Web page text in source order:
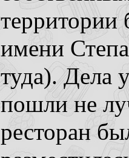
территории
имени
туда). Дела
пошли не
ресторан